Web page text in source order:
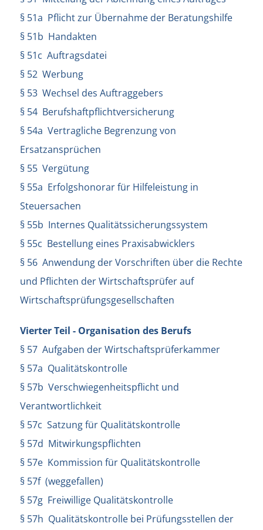
§ 51a Pflicht zur Übernahme der Beratungshilfe
§ 51b Handakten
§ 51c Auftragsdatei
§ 52 Werbung
§ 53 Wechsel des Auftraggebers
§ 54 Berufshaftpflichtversicherung
§ 54a Vertragliche Begrenzung von
Ersatzansprüchen
§ 55 Vergütung
§ 55a Erfolgshonorar für Hilfeleistung in
Steuersachen
§ 55b Internes Qualitätssicherungssystem
§ 55c Bestellung eines Praxisabwicklers
§ 56 Anwendung der Vorschriften über die Rechte
und Pflichten der Wirtschaftsprüfer auf
Wirtschaftsprüfungsgesellschaften
Vierter Teil - Organisation des Berufs
§ 57 Aufgaben der Wirtschaftsprüferkammer
§ 57a Qualitätskontrolle
§ 57b Verschwiegenheitspflicht und
Verantwortlichkeit
§ 57c Satzung für Qualitätskontrolle
§ 57d Mitwirkungspflichten
§ 57e Kommission für Qualitätskontrolle
§ 57f (weggefallen)
§ 57g Freiwillige Qualitätskontrolle
§ 57h Qualitätskontrolle bei Prüfungsstellen der